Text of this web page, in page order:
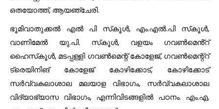
ഒതയോത്ത്, ആയഞ്ചേരി.
ഭൂമിവാതുക്കൽ എൽ പി സ്‌കൂൾ, എം.എൽ.പി സ്‌കൂൾ,
വാണിമേൽ യു.പി. സ്‌കൂൾ, വളയം ഗവൺമെൻ്റ്
ഹൈസ്‌കൂൾ, മടപ്പള്ളി ഗവൺമെന്റ് കോളേജ്, ഗവൺമെന്റ്റ്
ട്രെയിനിങ് കോളേജ് കോഴിക്കോട്, കോഴിക്കോട്
സർവ്വകലാശാല മലയാള വിഭാഗം, സർവ്വകലാശാല
വിദ്യാഭ്യാസ വിഭാഗം, എന്നിവിടങ്ങളിൽ പഠനം. എം.എ,